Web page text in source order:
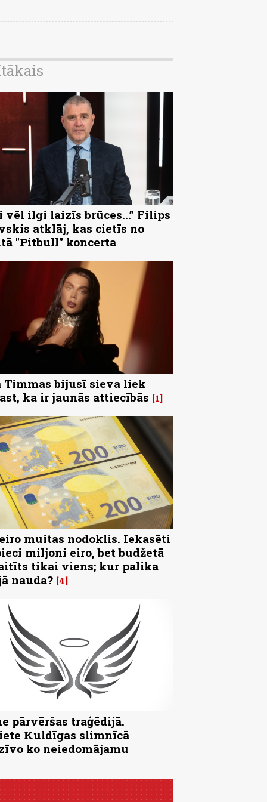
vēl ilgi laizīs brūces...” Filips
atklāj, kas cietīs no
"Pitbull" koncerta
Timmas bijusī sieva liek
ka ir jaunās attiecībās 1
muitas nodoklis. Iekasēti
miljoni eiro, bet budžetā
tikai viens; kur palika
nauda? 4
pārvēršas traģēdijā.
Kuldīgas slimnīcā
ko neiedomājamu